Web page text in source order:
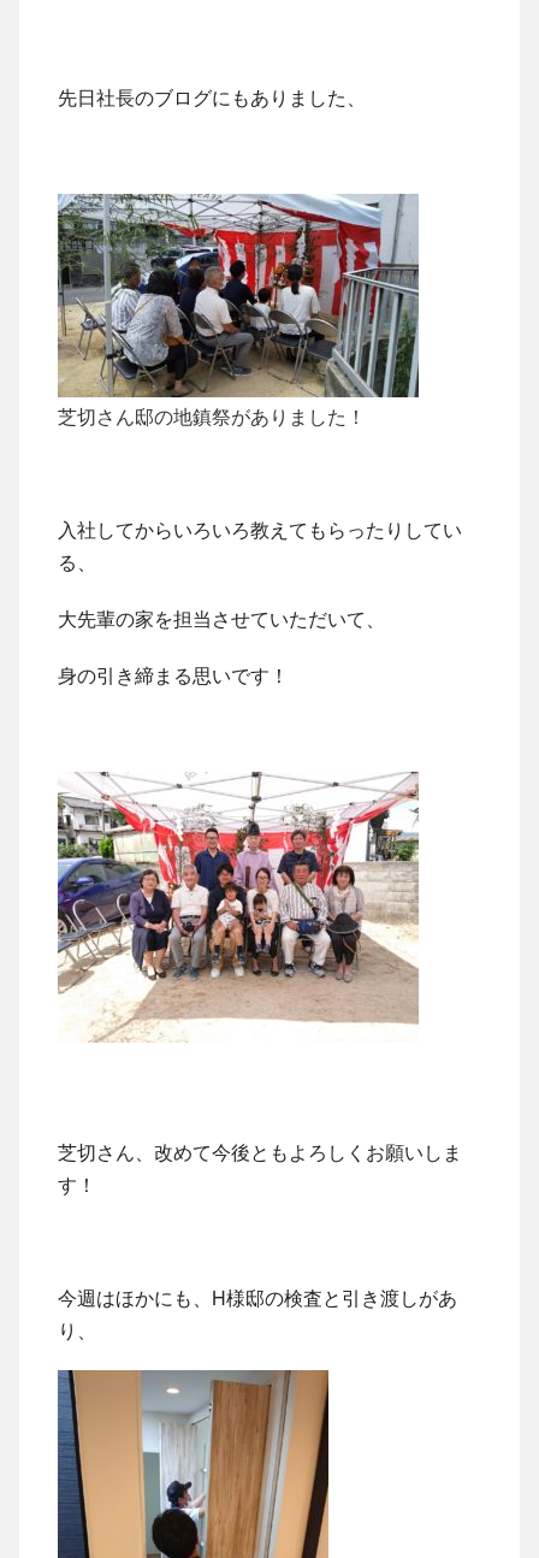
先日社長のブログにもありました、
芝切さん邸の地鎮祭がありました！
入社してからいろいろ教えてもらったりしてい
る、
大先輩の家を担当させていただいて、
身の引き締まる思いです！
芝切さん、改めて今後ともよろしくお願いしま
す！
今週はほかにも、H様邸の検査と引き渡しがあ
り、